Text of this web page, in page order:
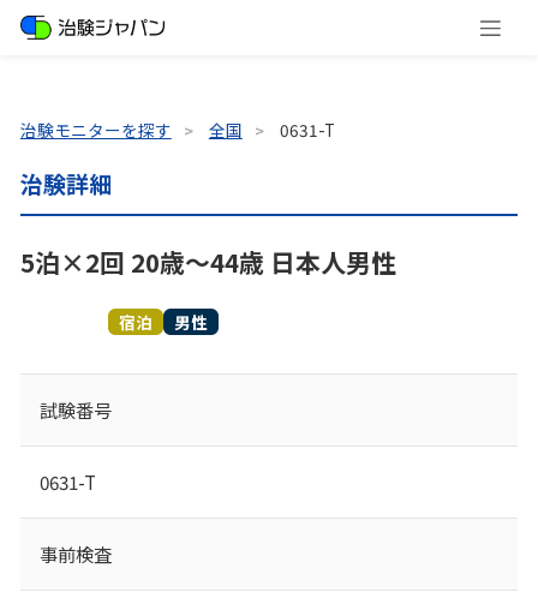
治験モニターを探す 全国 0631-T
治験詳細
5泊×2回 20歳～44歳 日本人男性
宿泊 男性
試験番号
0631-T
事前検査